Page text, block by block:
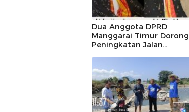
Dua Anggota DPRD
Manggarai Timur Dorong
Peningkatan Jalan